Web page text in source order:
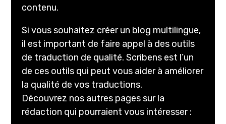
contenu.
Si vous souhaitez créer un blog multilingue,
il est important de faire appel à des outils
de traduction de qualité. Scribens est l’un
de ces outils qui peut vous aider à améliorer
la qualité de vos traductions.
Découvrez nos autres pages sur la
rédaction qui pourraient vous intéresser :